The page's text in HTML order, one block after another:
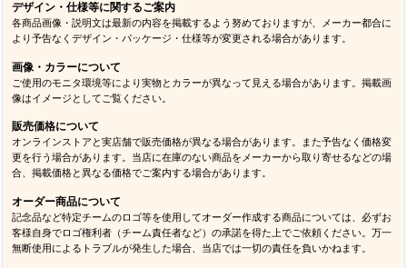
デザイン・仕様等に関するご案内
各商品画像・説明文は最新の内容を掲載するよう努めておりますが、メーカー都合に
より予告なくデザイン・パッケージ・仕様等が変更される場合があります。
画像・カラーについて
ご使用のモニタ環境等により実物とカラーが異なって見える場合があります。掲載画
像はイメージとしてご覧ください。
販売価格について
オンラインストアと実店舗で販売価格が異なる場合があります。また予告なく価格変
更を行う場合があります。当店に在庫のない商品をメーカーから取り寄せるなどの場
合、掲載価格と異なる価格でご案内する場合があります。
オーダー商品について
記念品など特定チームのロゴ等を使用してオーダー作成する商品については、必ずお
客様自身でロゴ権利者（チーム責任者など）の承諾を得た上でご依頼ください。万一
無断使用によるトラブルが発生した場合、当店では一切の責任を負いかねます。